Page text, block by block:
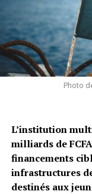
Photo
L’institution
milliards de
financements
infrastructures
destinés aux